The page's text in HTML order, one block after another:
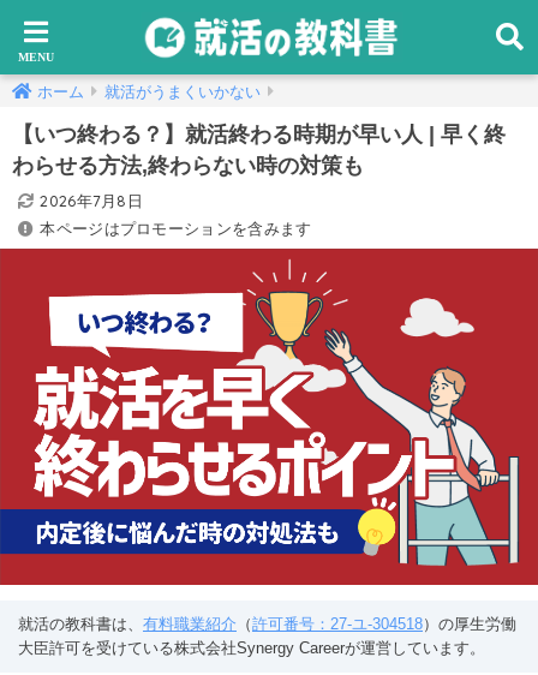
ホーム 就活がうまくいかない
【いつ終わる？】就活終わる時期が早い人 | 早く終
わらせる方法,終わらない時の対策も
2026年7月8日
本ページはプロモーションを含みます
就活の教科書は、 有料職業紹介 （許可番号：27-ユ-304518）の厚生労働
大臣許可を受けている株式会社Synergy Careerが運営しています。